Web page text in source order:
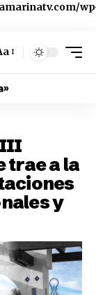
fuente
III
trae a la
y